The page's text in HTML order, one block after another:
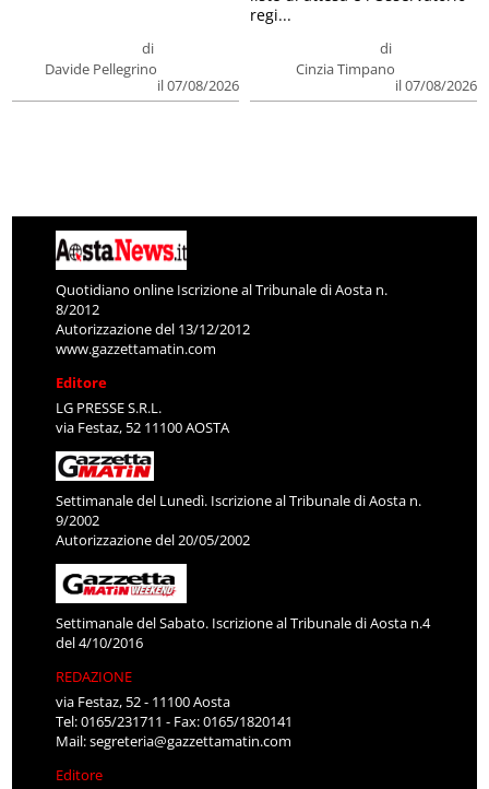
di
Davide Pellegrino
il 07/08/2026
di
Cinzia Timpano
il 07/08/2026
regi...
Quotidiano online Iscrizione al Tribunale di Aosta n.
8/2012
Autorizzazione del 13/12/2012
www.gazzettamatin.com
Editore
LG PRESSE S.R.L.
via Festaz, 52 11100 AOSTA
Settimanale del Lunedì. Iscrizione al Tribunale di Aosta n.
9/2002
Autorizzazione del 20/05/2002
Settimanale del Sabato. Iscrizione al Tribunale di Aosta n.4
del 4/10/2016
REDAZIONE
via Festaz, 52 - 11100 Aosta
Tel: 0165/231711 - Fax: 0165/1820141
Mail:segreteria@gazzettamatin.com
Editore